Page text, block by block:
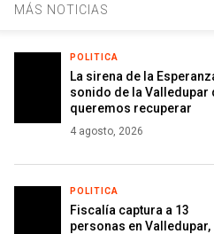
MÁS NOTICIAS
POLITICA
La sirena de la
sonido de la Valledupar
queremos recuperar
4 agosto, 2026
POLITICA
Fiscalía captura a 13
personas en Valledupar,